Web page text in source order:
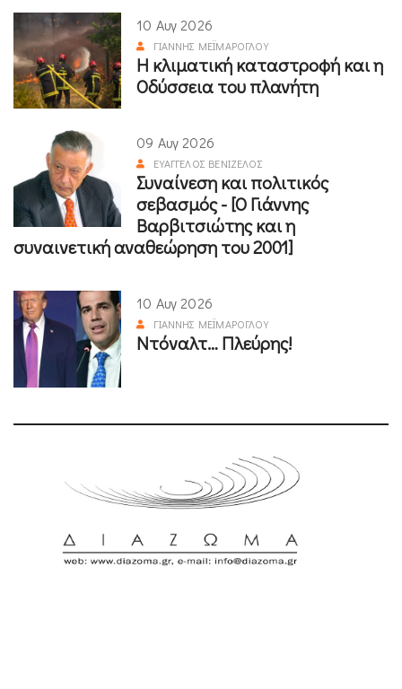
10 Αυγ 2026
ΓΙΆΝΝΗΣ ΜΕΪΜΆΡΟΓΛΟΥ
Η κλιματική καταστροφή και η
Οδύσσεια του πλανήτη
09 Αυγ 2026
ΕΥΆΓΓΕΛΟΣ ΒΕΝΙΖΈΛΟΣ
Συναίνεση και πολιτικός
σεβασμός - [Ο Γιάννης
Βαρβιτσιώτης και η
συναινετική αναθεώρηση του 2001]
10 Αυγ 2026
ΓΙΆΝΝΗΣ ΜΕΪΜΆΡΟΓΛΟΥ
Ντόναλτ… Πλεύρης!